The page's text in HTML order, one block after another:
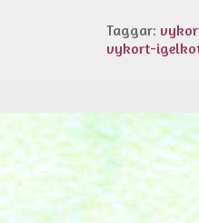
Taggar:
vykort-